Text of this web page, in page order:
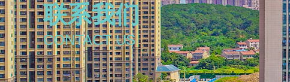
联系我们
CONTACT US